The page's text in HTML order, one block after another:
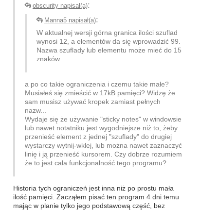
obscurity napisał(a):
Manna5 napisał(a):
W aktualnej wersji górna granica ilości szuflad
wynosi 12, a elementów da się wprowadzić 99.
Nazwa szuflady lub elementu może mieć do 15
znaków.
a po co takie ograniczenia i czemu takie małe?
Musiałeś się zmieścić w 17kB pamięci? Widzę że
sam musisz używać kropek zamiast pełnych
nazw...
Wydaje się że używanie "sticky notes" w windowsie
lub nawet notatniku jest wygodniejsze niż to, żeby
przenieść element z jednej "szuflady" do drugiej
wystarczy wytnij-wklej, lub można nawet zaznaczyć
linię i ją przenieść kursorem. Czy dobrze rozumiem
że to jest cała funkcjonalność tego programu?
Historia tych ograniczeń jest inna niż po prostu mała
ilość pamięci. Zacząłem pisać ten program 4 dni temu
mając w planie tylko jego podstawową część, bez